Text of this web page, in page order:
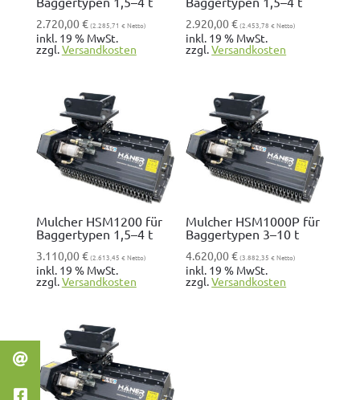
2.720,00€(2.285,71 €Netto)
inkl. 19 % MwSt.
zzgl.Ver­sand­kosten
2.920,00€(2.453,78€Netto)
inkl. 19 % MwSt.
zzgl.Ver­sand­kosten
Mulcher HSM1200 für
Baggertypen 1,5–4 t
3.110,00€(2.613,45 €Netto)
inkl. 19 % MwSt.
zzgl.Ver­sand­kosten
Mulcher HSM1000P für
Baggertypen 3–10 t
4.620,00€(3.882,35€Netto)
inkl. 19 % MwSt.
zzgl.Ver­sand­kosten